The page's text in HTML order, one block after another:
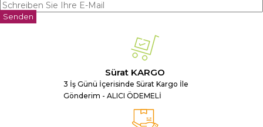
Senden
Sürat KARGO
3 İş Günü İçerisinde Sürat Kargo İle
Gönderim - ALICI ÖDEMELİ